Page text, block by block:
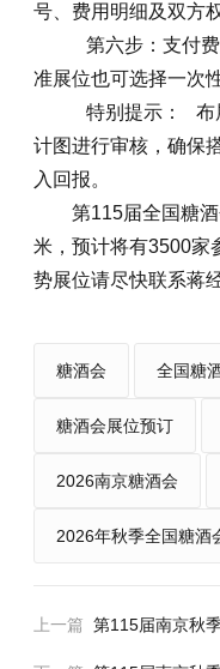
号、费用明细及双方
第六步：支付
准展位也可选择一次
特别提示： 布
计图进行审核，确保
入回报。
第115届全国糖
米，预计将有3500家
势展位请尽快联系蒋
糖酒会 全国糖
糖酒会展位预订
2026南京糖酒会
2026年秋季全国糖酒
上一篇 第115届南京秋